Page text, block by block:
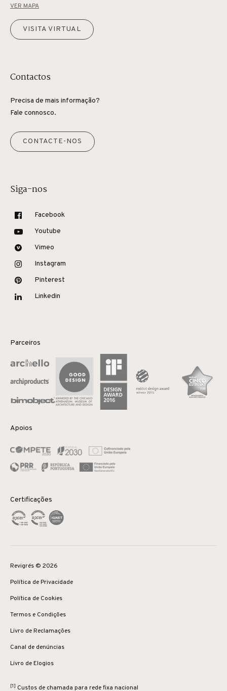
VER MAPA
VISITA VIRTUAL
Contactos
Precisa de mais informação?
Fale connosco.
CONTACTE-NOS
Siga-nos
Facebook
Youtube
Vimeo
Instagram
Pinterest
Linkedin
Parceiros
Apoios
Certificações
Revigrés © 2026
Política de Privacidade
Política de Cookies
Termos e Condições
Livro de Reclamações
Canal de denúncias
Livro de Elogios
[1] Custos de chamada para rede fixa nacional